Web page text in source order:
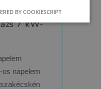
7 kW-
os napelem
BY COOKIESCRIPT